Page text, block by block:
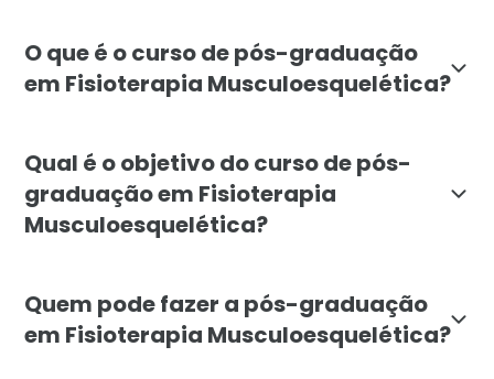
O que é o curso de pós-graduação
em Fisioterapia Musculoesquelética?
Qual é o objetivo do curso de pós-
graduação em Fisioterapia
Musculoesquelética?
Quem pode fazer a pós-graduação
em Fisioterapia Musculoesquelética?